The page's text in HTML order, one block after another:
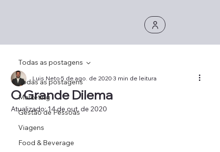
Todas as postagens
Marketing
Gestão de Pessoas
Viagens
Food & Beverage
Todas as postagens
O Grande Dilema
Luis Neto5 de ago. de 20203 min de leitura
Atualizado:14 de out. de 2020